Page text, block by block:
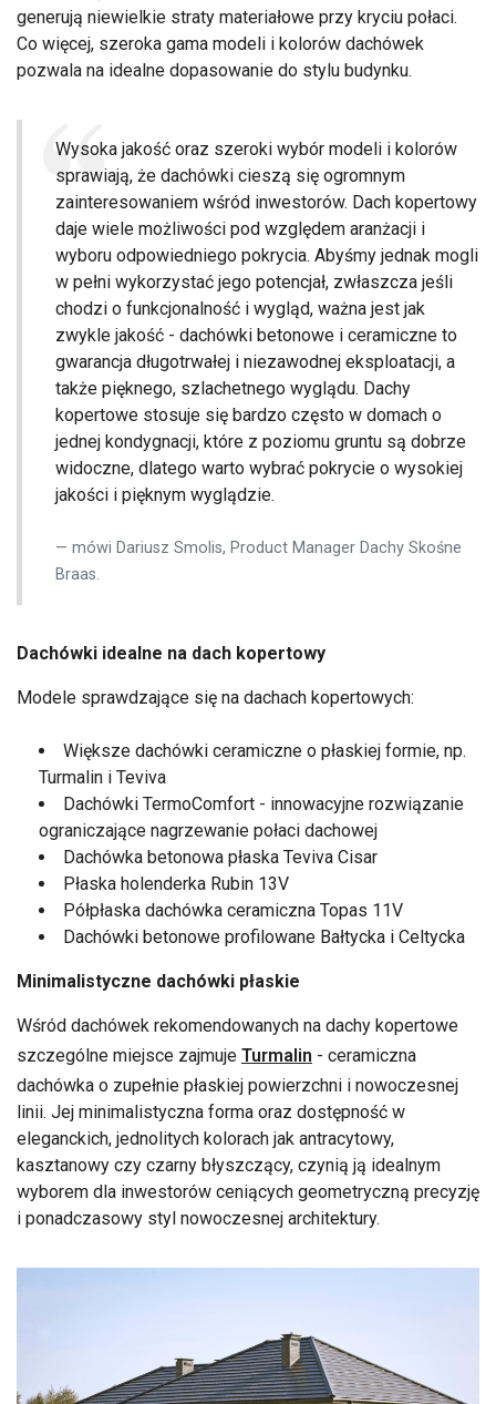
generują niewielkie straty materiałowe przy kryciu połaci.
Co więcej, szeroka gama modeli i kolorów dachówek
pozwala na idealne dopasowanie do stylu budynku.
Wysoka jakość oraz szeroki wybór modeli i kolorów
sprawiają, że dachówki cieszą się ogromnym
zainteresowaniem wśród inwestorów. Dach kopertowy
daje wiele możliwości pod względem aranżacji i
wyboru odpowiedniego pokrycia. Abyśmy jednak mogli
w pełni wykorzystać jego potencjał, zwłaszcza jeśli
chodzi o funkcjonalność i wygląd, ważna jest jak
zwykle jakość - dachówki betonowe i ceramiczne to
gwarancja długotrwałej i niezawodnej eksploatacji, a
także pięknego, szlachetnego wyglądu. Dachy
kopertowe stosuje się bardzo często w domach o
jednej kondygnacji, które z poziomu gruntu są dobrze
widoczne, dlatego warto wybrać pokrycie o wysokiej
jakości i pięknym wyglądzie.
mówi Dariusz Smolis, Product Manager Dachy Skośne
Braas.
Dachówki idealne na dach kopertowy
Modele sprawdzające się na dachach kopertowych:
Większe dachówki ceramiczne o płaskiej formie, np.
Turmalin i Teviva
Dachówki TermoComfort - innowacyjne rozwiązanie
ograniczające nagrzewanie połaci dachowej
Dachówka betonowa płaska Teviva Cisar
Płaska holenderka Rubin 13V
Półpłaska dachówka ceramiczna Topas 11V
Dachówki betonowe profilowane Bałtycka i Celtycka
Minimalistyczne dachówki płaskie
Wśród dachówek rekomendowanych na dachy kopertowe
szczególne miejsce zajmuje Turmalin - ceramiczna
dachówka o zupełnie płaskiej powierzchni i nowoczesnej
linii. Jej minimalistyczna forma oraz dostępność w
eleganckich, jednolitych kolorach jak antracytowy,
kasztanowy czy czarny błyszczący, czynią ją idealnym
wyborem dla inwestorów ceniących geometryczną precyzję
i ponadczasowy styl nowoczesnej architektury.